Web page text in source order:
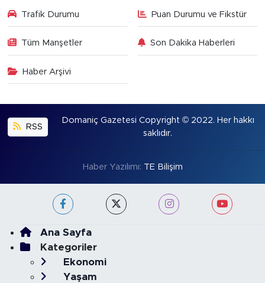
Trafik Durumu Puan Durumu ve Fikstür
Tüm Manşetler Son Dakika Haberleri
Haber Arşivi
RSS
Domaniç Gazetesi Copyright © 2022. Her hakkı
saklıdır.
Haber Yazılımı: TE Bilişim
Ana Sayfa
Kategoriler
Ekonomi
Yaşam